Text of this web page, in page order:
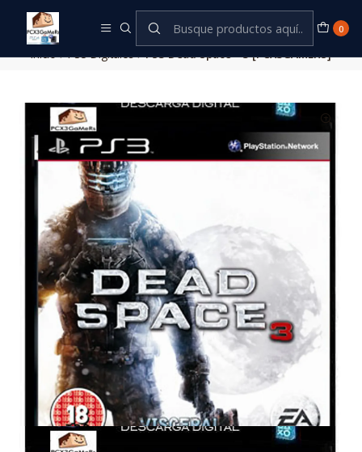
0
Inicio PS3 Digitales PS3 Dead Space™ 3 [PCX3GAMERS]